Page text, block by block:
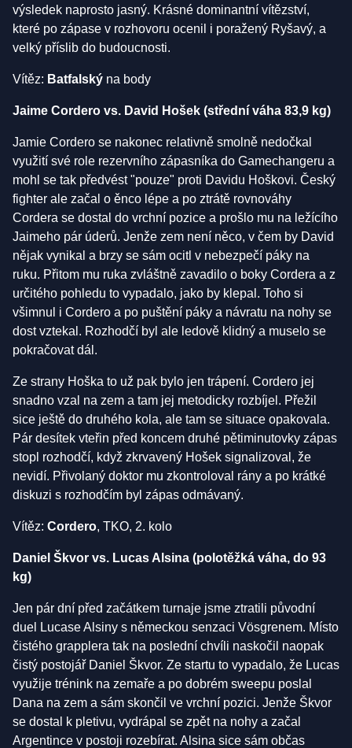
výsledek naprosto jasný. Krásné dominantní vítězství,
které po zápase v rozhovoru ocenil i poražený Ryšavý, a
velký příslib do budoucnosti.
Vítěz: Batfalský na body
Jaime Cordero vs. David Hošek (střední váha 83,9 kg)
Jamie Cordero se nakonec relativně smolně nedočkal
využití své role rezervního zápasníka do Gamechangeru a
mohl se tak předvést "pouze" proti Davidu Hoškovi. Český
fighter ale začal o ěnco lépe a po ztrátě rovnováhy
Cordera se dostal do vrchní pozice a prošlo mu na ležícího
Jaimeho pár úderů. Jenže zem není něco, v čem by David
nějak vynikal a brzy se sám ocitl v nebezpečí páky na
ruku. Přitom mu ruka zvláštně zavadilo o boky Cordera a z
určitého pohledu to vypadalo, jako by klepal. Toho si
všimnul i Cordero a po puštění páky a návratu na nohy se
dost vztekal. Rozhodčí byl ale ledově klidný a muselo se
pokračovat dál.
Ze strany Hoška to už pak bylo jen trápení. Cordero jej
snadno vzal na zem a tam jej metodicky rozbíjel. Přežil
sice ještě do druhého kola, ale tam se situace opakovala.
Pár desítek vteřin před koncem druhé pětiminutovky zápas
stopl rozhodčí, když zkrvavený Hošek signalizoval, že
nevidí. Přivolaný doktor mu zkontroloval rány a po krátké
diskuzi s rozhodčím byl zápas odmávaný.
Vítěz: Cordero, TKO, 2. kolo
Daniel Škvor vs. Lucas Alsina (polotěžká váha, do 93
kg)
Jen pár dní před začátkem turnaje jsme ztratili původní
duel Lucase Alsiny s německou senzaci Vösgrenem. Místo
čistého grapplera tak na poslední chvíli naskočil naopak
čistý postojář Daniel Škvor. Ze startu to vypadalo, že Lucas
využije trénink na zemaře a po dobrém sweepu poslal
Dana na zem a sám skončil ve vrchní pozici. Jenže Škvor
se dostal k pletivu, vydrápal se zpět na nohy a začal
Argentince v postoji rozebírat. Alsina sice sám občas